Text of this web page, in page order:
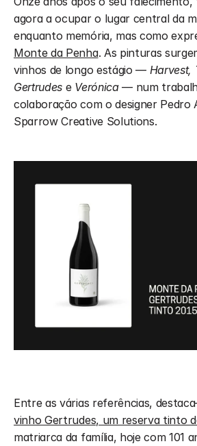
agora a ocupar o lugar central da
Monte da Penha. As pinturas
vinhos de longo estágio — Harvest,
Gertrudes e Verónica — num
colaboração com o designer Pedro
Sparrow Creative Solutions.
vinho Gertrudes, um reserva tinto
matriarca da família, hoje com 101